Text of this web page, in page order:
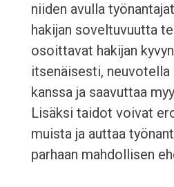
niiden avulla
hakijan soveltuvuutta
osoittavat hakijan
itsenäisesti, neuvotella
kanssa ja saavuttaa
Lisäksi taidot voivat
muista ja auttaa
parhaan mahdollisen